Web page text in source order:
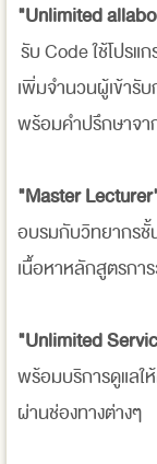
"Unlimited
รับ Code ใช้โปรแ
เพิ่มจำนวนผู้เข้ารั
พร้อมคำปรึกษาจ
"Master
อบรมกับวิทยากรชั้
เนื้อหาหลักสูตรกา
"Unlimited
พร้อมบริการดูแลใ
ผ่านช่องทางต่างๆ